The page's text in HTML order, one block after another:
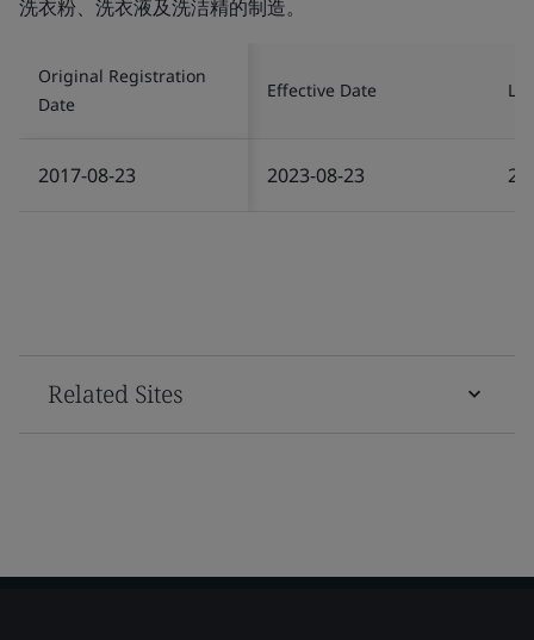
洗衣粉、洗衣液及洗洁精的制造。
Original Registration
Date
Effective Date
2017-08-23 2023-08-23
Related Sites